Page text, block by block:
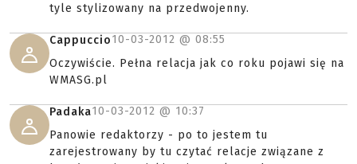
tyle stylizowany na przedwojenny.
Cappuccio10-03-2012 @ 08:55
Oczywiście. Pełna relacja jak co roku pojawi się na
WMASG.pl
Padaka10-03-2012 @ 10:37
Panowie redaktorzy - po to jestem tu
zarejestrowany by tu czytać relacje związane z